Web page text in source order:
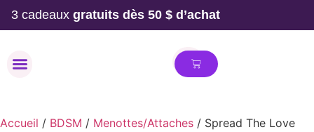
3 cadeaux gratuits dès 50 $ d’achat
Accueil / BDSM / Menottes/Attaches / Spread The Love